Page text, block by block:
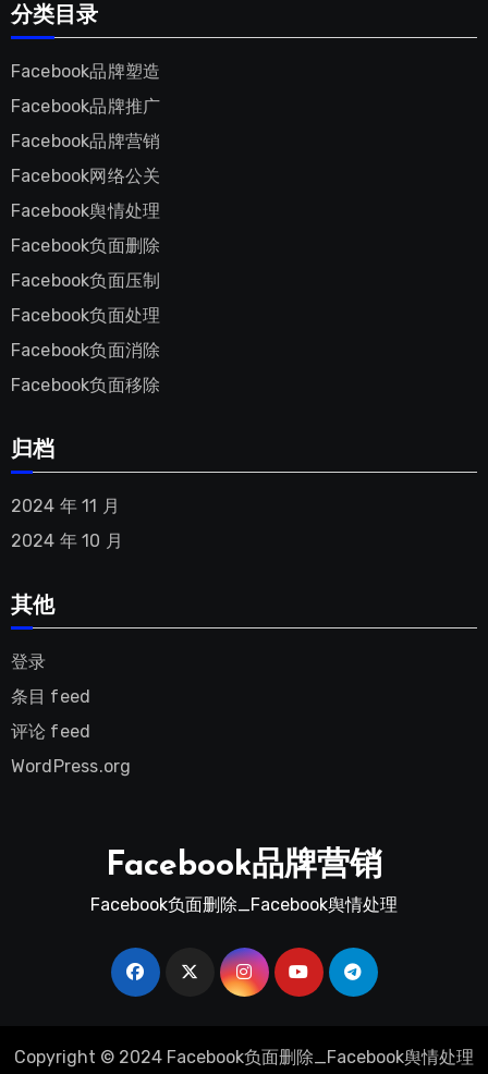
分类目录
Facebook品牌塑造
Facebook品牌推广
Facebook品牌营销
Facebook网络公关
Facebook舆情处理
Facebook负面删除
Facebook负面压制
Facebook负面处理
Facebook负面消除
Facebook负面移除
归档
2024 年 11 月
2024 年 10 月
其他
登录
条目 feed
评论 feed
WordPress.org
Facebook品牌营销
Facebook负面删除_Facebook舆情处理
Copyright © 2024 Facebook负面删除_Facebook舆情处理